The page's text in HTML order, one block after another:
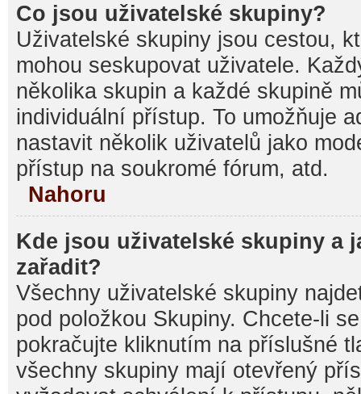
Co jsou uživatelské skupiny?
Uživatelské skupiny jsou cestou,
mohou seskupovat uživatele.
několika skupin a každé skupině
individuální přístup. To umožňuje
nastavit několik uživatelů jako
přístup na soukromé fórum, atd.
Nahoru
Kde jsou uživatelské skupiny a
zařadit?
Všechny uživatelské skupiny
pod položkou Skupiny. Chcete-li
pokračujte kliknutím na příslušné
všechny skupiny mají otevřený